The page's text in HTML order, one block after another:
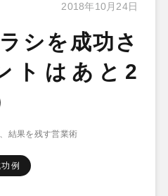
2018年10月24日
シを成功さ
トはあと2
結果を残す営業術
例